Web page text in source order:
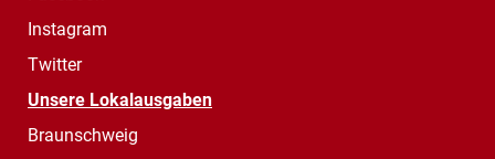
Instagram
Twitter
Unsere Lokalausgaben
Braunschweig